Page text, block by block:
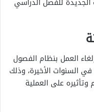
العمل بنظام الفصول
في السنوات الأخيرة، وذلك
على العملية